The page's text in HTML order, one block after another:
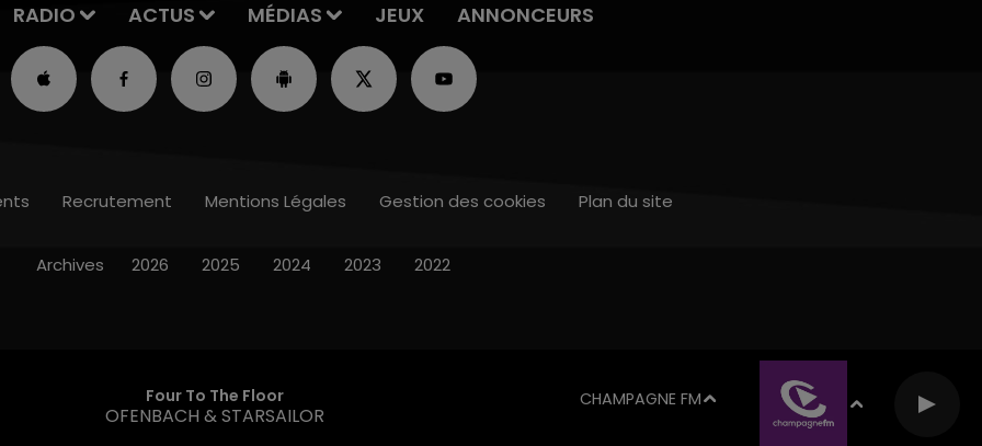
RADIO ACTUS MÉDIAS JEUX ANNONCEURS
Four To The Floor
OFENBACH & STARSAILOR
CHAMPAGNE FM
Recrutement Mentions Légales Gestion des cookies Plan du site
Archives 2026 2025 2024 2023 2022